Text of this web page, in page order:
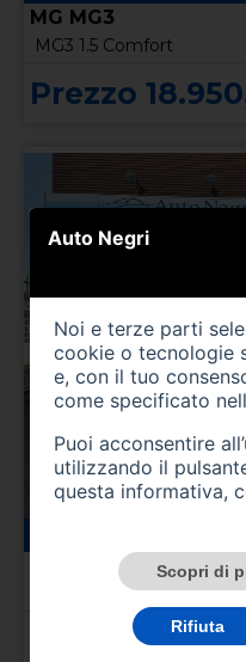
MG MG3
MG3 1.5 Comfort
Prezzo
MG ZS (2024-->)
ZS 1.5 Comfort
Prezzo
Auto Negri
Noi e terze parti
cookie o tecnologie
e, con il tuo
come specificato
Puoi acconsentire
utilizzando il
questa informativa,
Scopri di
Rifiuta